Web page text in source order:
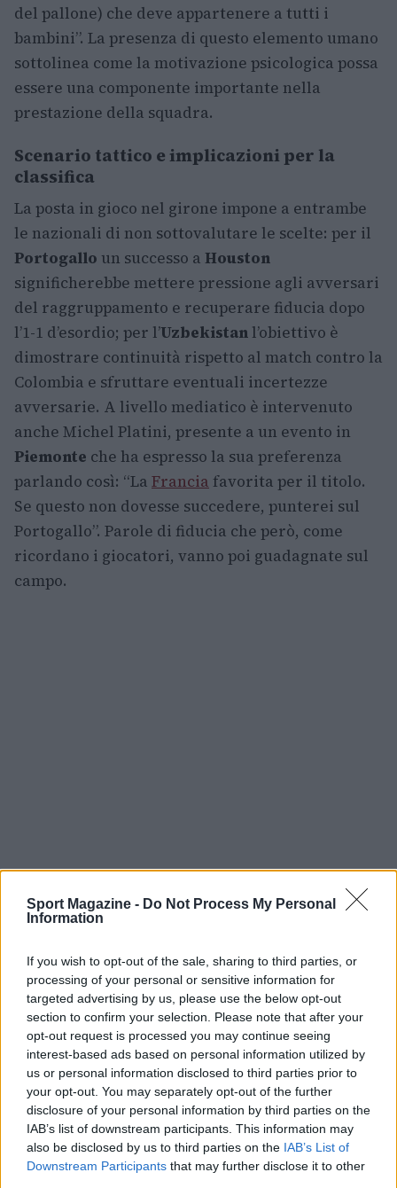
Sport Magazine - Do Not Process My Personal
Information
If you wish to opt-out of the sale, sharing to third parties, or
processing of your personal or sensitive information for
targeted advertising by us, please use the below opt-out
section to confirm your selection. Please note that after your
opt-out request is processed you may continue seeing
interest-based ads based on personal information utilized by
us or personal information disclosed to third parties prior to
your opt-out. You may separately opt-out of the further
disclosure of your personal information by third parties on the
IAB’s list of downstream participants. This information may
also be disclosed by us to third parties on the IAB’s List of
Downstream Participants that may further disclose it to other
del pallone) che deve appartenere a tutti i
bambini”. La presenza di questo elemento umano
sottolinea come la motivazione psicologica possa
essere una componente importante nella
prestazione della squadra.
Scenario tattico e implicazioni per la
classifica
La posta in gioco nel girone impone a entrambe
le nazionali di non sottovalutare le scelte: per il
Portogallo un successo a Houston
significherebbe mettere pressione agli avversari
del raggruppamento e recuperare fiducia dopo
l’1-1 d’esordio; per l’Uzbekistan l’obiettivo è
dimostrare continuità rispetto al match contro la
Colombia e sfruttare eventuali incertezze
avversarie. A livello mediatico è intervenuto
anche Michel Platini, presente a un evento in
Piemonte che ha espresso la sua preferenza
parlando così: “La Francia favorita per il titolo.
Se questo non dovesse succedere, punterei sul
Portogallo”. Parole di fiducia che però, come
ricordano i giocatori, vanno poi guadagnate sul
campo.
La partita tra
tecniche e per il rendimento individuale di
giocatori chiave comeCristiano Ronaldo. L’esito
di questo incontro al Mondiale 2026 potrà
ridefinire prospettive e scenari del girone,
rendendo Houston teatro di una sfida dalla forte
carica emotiva e tattica.
AUTORE